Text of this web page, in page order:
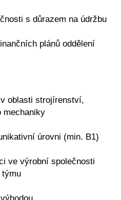
s důrazem na údržbu
plánů oddělení
oblasti strojírenství,
mechaniky
úrovni (min. B1)
ve výrobní společnosti
týmu